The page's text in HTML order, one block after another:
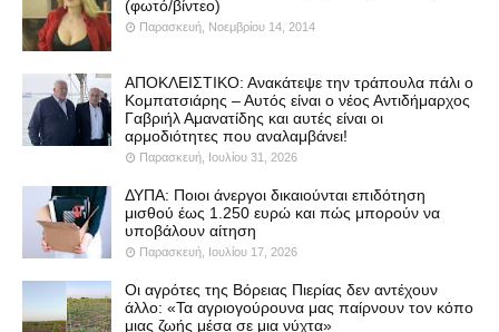
(φωτό/βίντεο)
Παρασκευή, Νοεμβρίου 14, 2014
ΑΠΟΚΛΕΙΣΤΙΚΟ: Ανακάτεψε την τράπουλα πάλι ο
Κομπατσιάρης – Αυτός είναι ο νέος Αντιδήμαρχος
Γαβριήλ Αμανατίδης και αυτές είναι οι
αρμοδιότητες που αναλαμβάνει!
Παρασκευή, Ιουλίου 31, 2026
ΔΥΠΑ: Ποιοι άνεργοι δικαιούνται επιδότηση
μισθού έως 1.250 ευρώ και πώς μπορούν να
υποβάλουν αίτηση
Παρασκευή, Ιουλίου 17, 2026
Οι αγρότες της Βόρειας Πιερίας δεν αντέχουν
άλλο: «Τα αγριογούρουνα μας παίρνουν τον κόπο
μιας ζωής μέσα σε μια νύχτα»